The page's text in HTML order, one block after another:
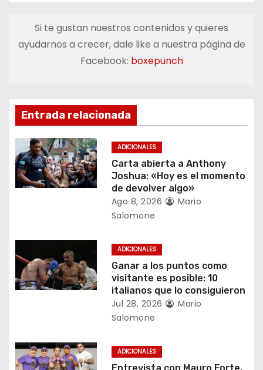
g
i
ó
n
d
e
n
t
d
Si te gustan nuestros contenidos y quieres
ayudarnos a crecer, dale like a nuestra página de
Facebook: boxepunch
Entrada relacionada
ADICIONALES
Carta abierta a Anthony
Joshua: «Hoy es el momento
de devolver algo»
Ago 8, 2026
Mario
Salomone
ADICIONALES
Ganar a los puntos como
visitante es posible: 10
italianos que lo consiguieron
Jul 28, 2026
Mario
Salomone
ADICIONALES